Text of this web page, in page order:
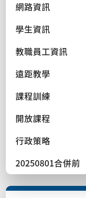
網路資訊
學生資訊
教職員工資訊
遠距教學
課程訓練
開放課程
行政策略
20250801合併前